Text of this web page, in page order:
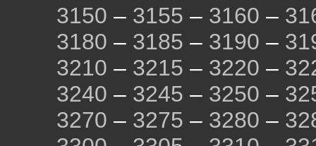
3150 – 3155 – 3160 –
3180 – 3185 – 3190 –
3210 – 3215 – 3220 –
3240 – 3245 – 3250 –
3270 – 3275 – 3280 –